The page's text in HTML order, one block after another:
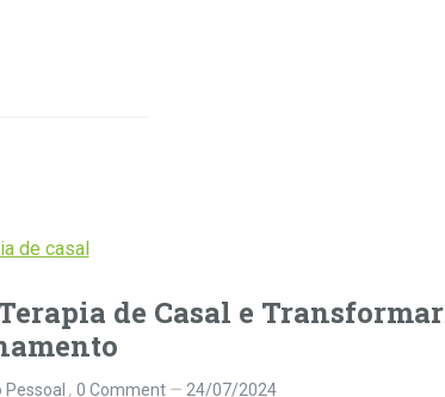
de Casal e Transformar
0 Comment 24/07/2024